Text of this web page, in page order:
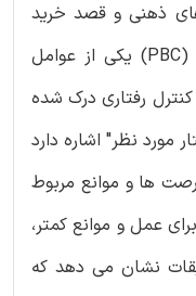
ذهنی و قصد خرید
وجود دارد. کنترل رفتاری درک شده (‏PBC) یکی از عوامل
کنترل رفتاری درک شده
مورد نظر" اشاره دارد
ها و موانع مربوط
عمل و موانع کمتر،
نشان می دهد که